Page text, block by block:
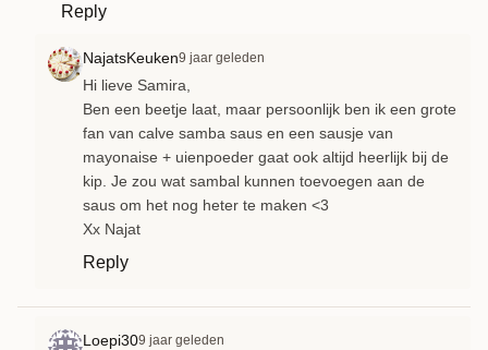
Reply
NajatsKeuken9 jaar geleden
Hi lieve Samira,
Ben een beetje laat, maar persoonlijk ben ik een grote
fan van calve samba saus en een sausje van
mayonaise + uienpoeder gaat ook altijd heerlijk bij de
kip. Je zou wat sambal kunnen toevoegen aan de
saus om het nog heter te maken <3
Xx Najat
Reply
Loepi309 jaar geleden